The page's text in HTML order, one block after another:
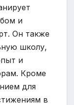
и
Он также
школу,
и
Кроме
для
в